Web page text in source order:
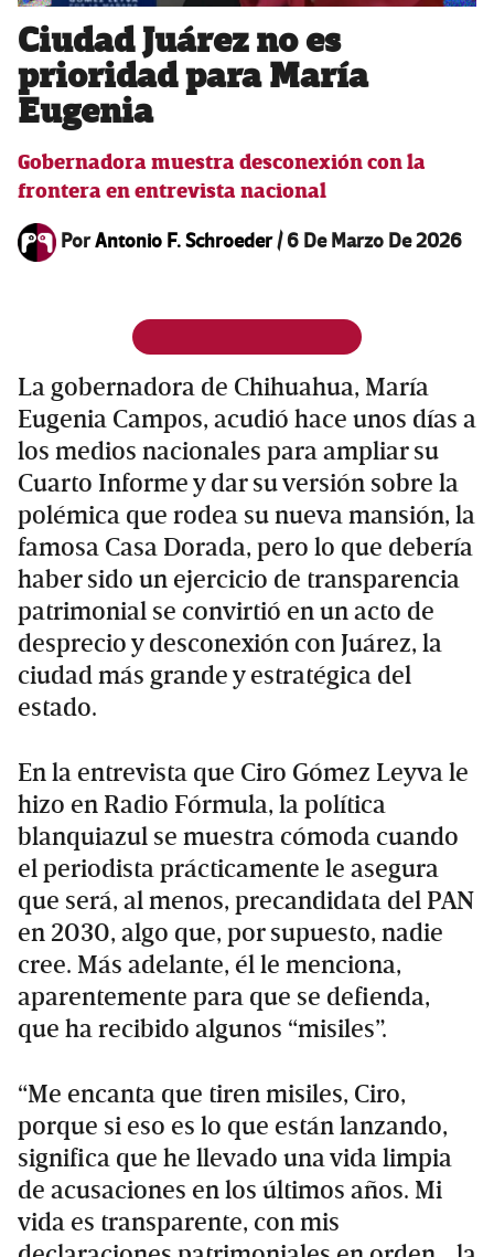
Ciudad Juárez no es
prioridad para María
Eugenia
Gobernadora muestra desconexión con la
frontera en entrevista nacional
PorAntonio F. Schroeder/6 De Marzo De 2026
La gobernadora de Chihuahua, María
Eugenia Campos, acudió hace unos días a
los medios nacionales para ampliar su
Cuarto Informe y dar su versión sobre la
polémica que rodea su nueva mansión, la
famosa Casa Dorada, pero lo que debería
haber sido un ejercicio de transparencia
patrimonial se convirtió en un acto de
desprecio y desconexión con Juárez, la
ciudad más grande y estratégica del
estado.
En la entrevista que Ciro Gómez Leyva le
hizo en Radio Fórmula, la política
blanquiazul se muestra cómoda cuando
el periodista prácticamente le asegura
que será, al menos, precandidata del PAN
en 2030, algo que, por supuesto, nadie
cree. Más adelante, él le menciona,
aparentemente para que se defienda,
que ha recibido algunos “misiles”.
“Me encanta que tiren misiles, Ciro,
porque si eso es lo que están lanzando,
significa que he llevado una vida limpia
de acusaciones en los últimos años. Mi
vida es transparente, con mis